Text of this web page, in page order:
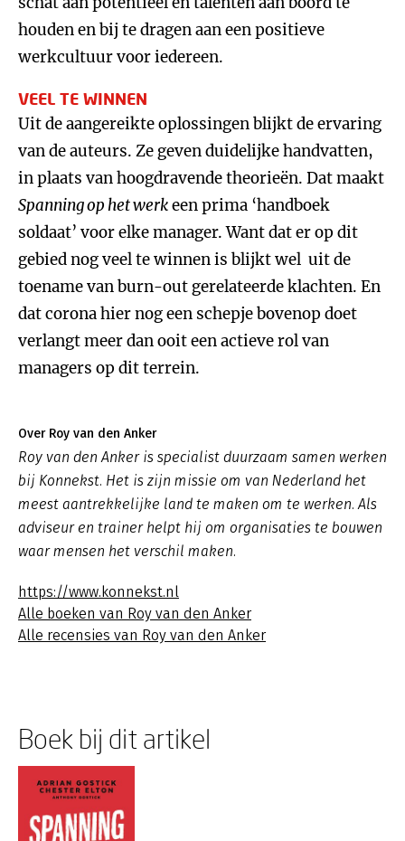
houden en bij te dragen aan een positieve
werkcultuur voor iedereen.
VEEL TE WINNEN
Uit de aangereikte oplossingen blijkt de ervaring
van de auteurs. Ze geven duidelijke handvatten,
in plaats van hoogdravende theorieën. Dat maakt
Spanning op het werkeen prima ‘handboek
soldaat’ voor elke manager. Want dat er op dit
gebied nog veel te winnen is blijkt wel uit de
toename van burn-out gerelateerde klachten. En
dat corona hier nog een schepje bovenop doet
verlangt meer dan ooit een actieve rol van
managers op dit terrein.
Over Roy van den Anker
Roy van den Anker is specialist duurzaam samen werken
bij Konnekst. Het is zijn missie om van Nederland het
meest aantrekkelijke land te maken om te werken. Als
adviseur en trainer helpt hij om organisaties te bouwen
waar mensen het verschil maken.
https://www.konnekst.nl
Alle boeken van Roy van den Anker
Alle recensies van Roy van den Anker
Boek bij dit artikel